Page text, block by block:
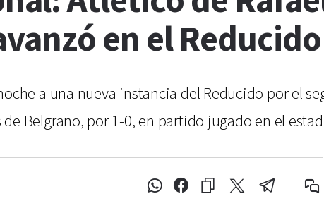
en el Reducido
a una nueva instancia del Reducido por el
Belgrano, por 1-0, en partido jugado en el